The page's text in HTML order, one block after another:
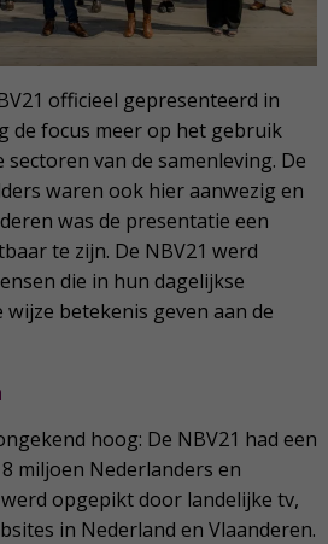
officieel gepresenteerd in
de focus meer op het gebruik
van de samenleving. De
waren ook hier aanwezig en
was de presentatie een
te zijn. De NBV21 werd
die in hun dagelijkse
betekenis geven aan de
hoog: De NBV21 had een
miljoen Nederlanders en
opgepikt door landelijke tv,
in Nederland en Vlaanderen.